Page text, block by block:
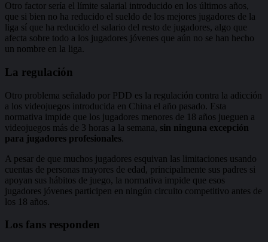
Otro factor sería el límite salarial introducido en los últimos años,
que si bien no ha reducido el sueldo de los mejores jugadores de la
liga sí que ha reducido el salario del resto de jugadores, algo que
afecta sobre todo a los jugadores jóvenes que aún no se han hecho
un nombre en la liga.
La regulación
Otro problema señalado por PDD es la regulación contra la adicción
a los videojuegos introducida en China el año pasado. Esta
normativa impide que los jugadores menores de 18 años jueguen a
videojuegos más de 3 horas a la semana, sin ninguna excepción
para jugadores profesionales.
A pesar de que muchos jugadores esquivan las limitaciones usando
cuentas de personas mayores de edad, principalmente sus padres si
apoyan sus hábitos de juego, la normativa impide que esos
jugadores jóvenes participen en ningún circuito competitivo antes de
los 18 años.
Los fans responden